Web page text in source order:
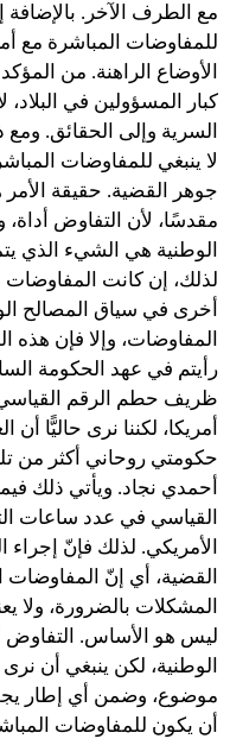
مع الطرف الآخر.
للمفاوضات المباشرة مع
الأوضاع الراهنة. من
كبار المسؤولين في
السرية وإلى الحقائق. ومع
لا ينبغي للمفاوضات
جوهر القضية. حقيقة
مقدسًا، لأن التفاوض
الوطنية هي الشيء الذي
لذلك، إن كانت المفاوضات
أخرى في سياق المصالح
المفاوضات، وإلا فإن هذه
رأيتم في عهد الحكومة
ظريف حطم الرقم
أمريكا، لكننا نرى حاليًّا
حكومتي روحاني أكثر من
أحمدي نجاد. ويأتي ذلك
القياسي في عدد ساعات
الأمريكي. لذلك فإنّ
القضية، أي إنّ
المشكلات بالضرورة، ولا
ليس هو الأساس. التفاوض
الوطنية، لكن ينبغي أن
موضوع، وضمن أي إطار
أن يكون للمفاوضات